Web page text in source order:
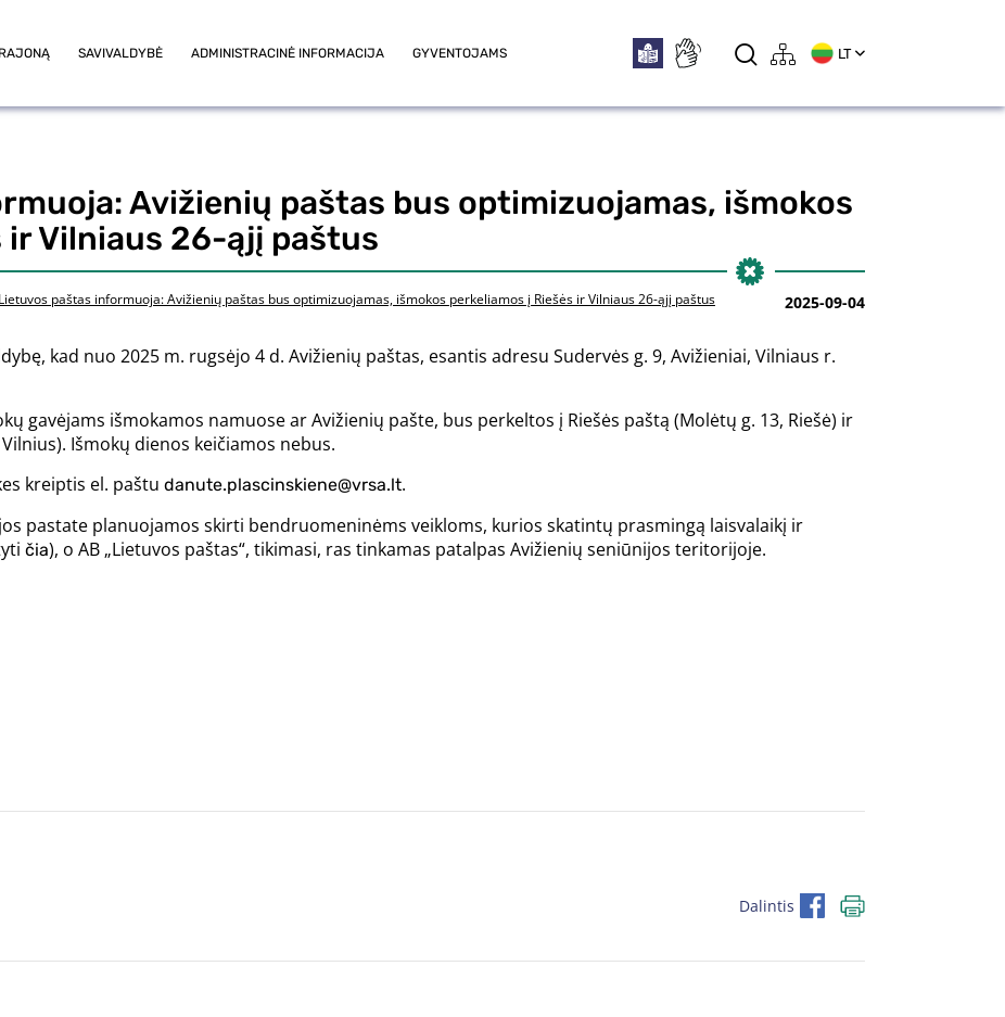
SAVIVALDYBĖ ADMINISTRACINĖ INFORMACIJA GYVENTOJAMS LT
Avižienių paštas bus optimizuojamas, išmokos
ir Vilniaus 26-ąjį paštus
Lietuvos paštas informuoja: Avižienių paštas bus optimizuojamas, išmokos perkeliamos į Riešės ir Vilniaus 26-ąjį paštus 2025-09-04
kad nuo 2025 m. rugsėjo 4 d. Avižienių paštas, esantis adresu Sudervės g. 9, Avižieniai, Vilniaus r.
gavėjams išmokamos namuose ar Avižienių pašte, bus perkeltos į Riešės paštą (Molėtų g. 13, Riešė) ir
Išmokų dienos keičiamos nebus.
kreiptis el. paštu danute.plascinskiene@vrsa.lt.
pastate planuojamos skirti bendruomeninėms veikloms, kurios skatintų prasmingą laisvalaikį ir
čia), o AB „Lietuvos paštas“, tikimasi, ras tinkamas patalpas Avižienių seniūnijos teritorijoje.
Dalintis